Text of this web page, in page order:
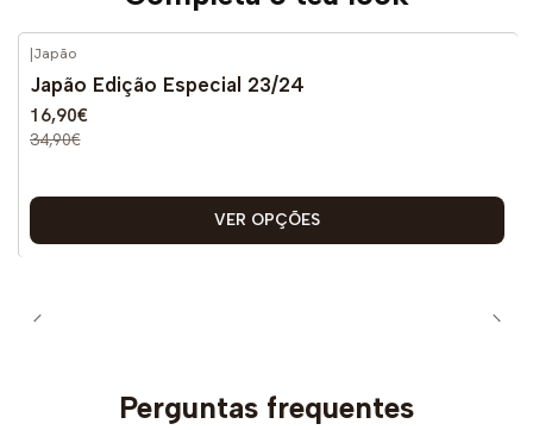
DESCONTO
|Japão
Japão Edição Especial 23/24
16,90€
34,90€
VER OPÇÕES
Perguntas frequentes